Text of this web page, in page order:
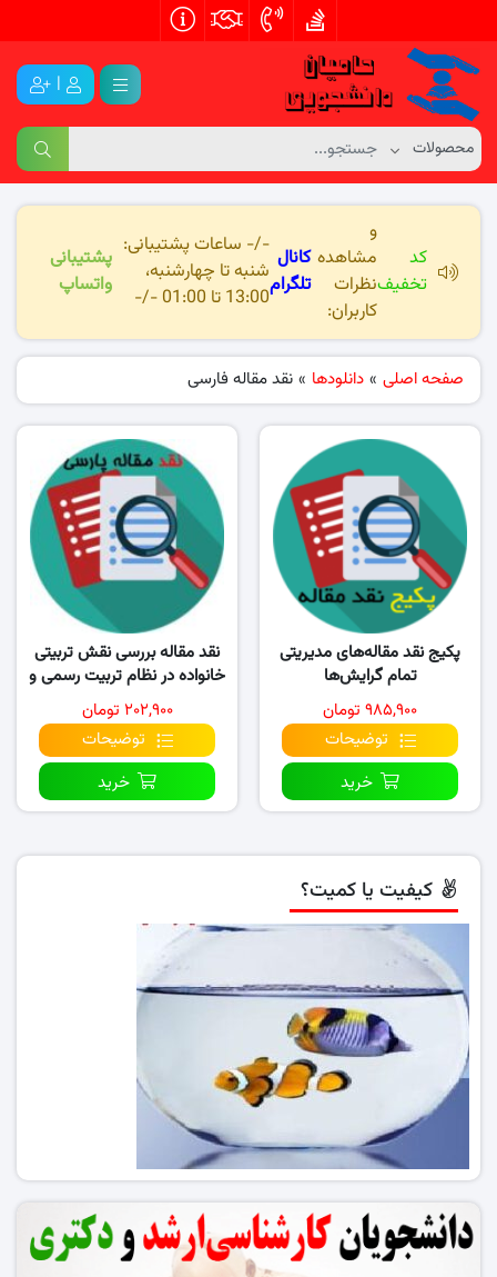
|
کد
تخفیف
و
مشاهده
نظرات
کاربران:
کانال
تلگرام
-/- ساعات پشتیبانی:
شنبه تا چهارشنبه،
13:00 تا 01:00 -/-
پشتیبانی
واتساپ
صفحه اصلی » دانلودها » نقد مقاله فارسی
پکیج نقد مقاله‌های مدیریتی
تمام گرایش‌ها
۹۸۵,۹۰۰ تومان
توضیحات
خرید
نقد مقاله بررسی نقش تربیتی
خانواده در نظام تربیت رسمی و
عمومی از…
۲۰۲,۹۰۰ تومان
توضیحات
خرید
کیفیت یا کمیت؟